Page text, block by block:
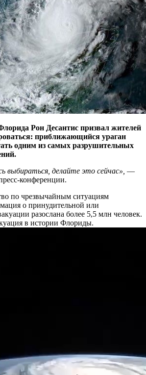
Рон Десантис призвал жителей
приближающийся ураган
одним из самых разрушительных
выбираться, делайте это сейчас», —
конференции.
по чрезвычайным ситуациям
о принудительной или
разослана более 5,5 млн человек.
в истории Флориды.